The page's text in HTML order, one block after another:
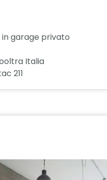
garage privato
Italia
211